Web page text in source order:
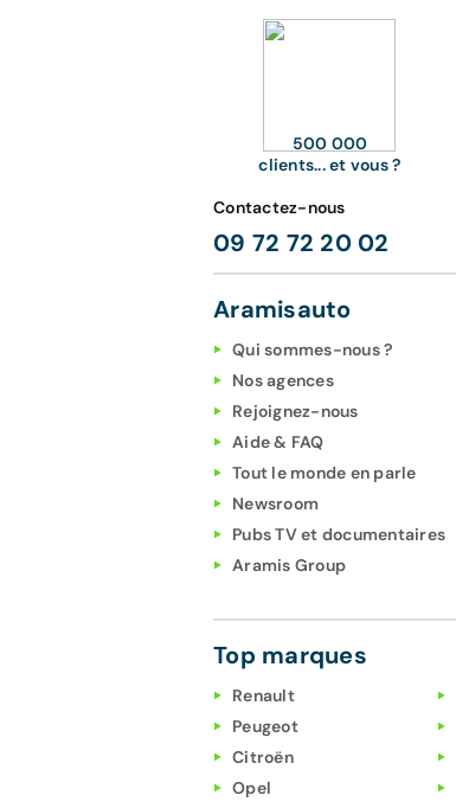
500 000
clients... et vous ?
Contactez-nous
09 72 72 20 02
Aramisauto
Qui sommes-nous ?
Nos agences
Rejoignez-nous
Aide & FAQ
Tout le monde en parle
Newsroom
Pubs TV et documentaires
Aramis Group
Top marques
Renault
Peugeot
Citroën
Opel